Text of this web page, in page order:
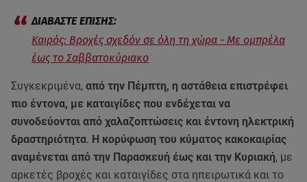
Καιρός: Βροχές σχεδόν σε όλη τη χώρα - Με ομπρέλα
έως το Σαββατοκύριακο
Συγκεκριμένα, από την Πέμπτη, η αστάθεια επιστρέφει
πιο έντονα, με καταιγίδες που ενδέχεται να
συνοδεύονται από χαλαζοπτώσεις και έντονη ηλεκτρική
δραστηριότητα. Η κορύφωση του κύματος κακοκαιρίας
αναμένεται από την Παρασκευή έως και την Κυριακή, με
αρκετές βροχές και καταιγίδες στα ηπειρωτικά και το